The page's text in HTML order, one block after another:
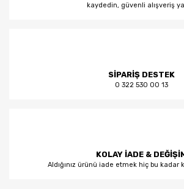
kaydedin, güvenli alışveriş
SİPARİŞ DESTEK
0 322 530 00 13
KOLAY İADE &
Aldığınız ürünü iade etmek hiç bu kadar